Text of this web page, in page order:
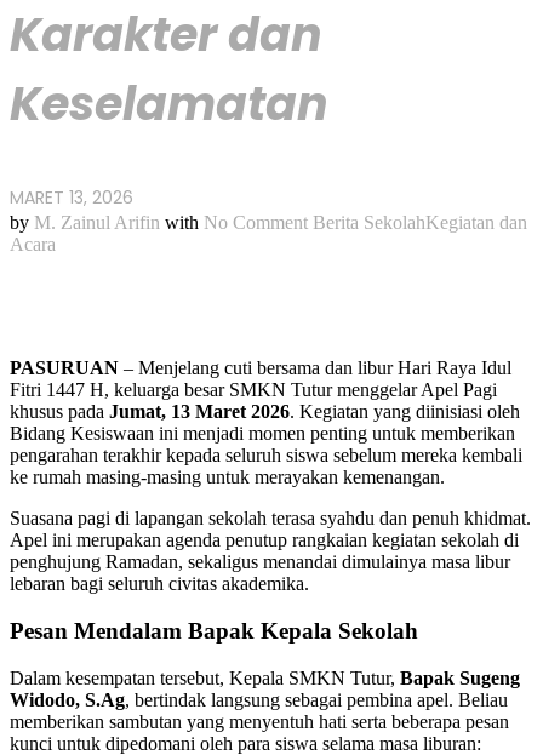
Karakter dan
Keselamatan
MARET 13, 2026
by M. Zainul Arifin with No Comment Berita SekolahKegiatan dan
Acara
PASURUAN – Menjelang cuti bersama dan libur Hari Raya Idul
Fitri 1447 H, keluarga besar SMKN Tutur menggelar Apel Pagi
khusus pada Jumat, 13 Maret 2026. Kegiatan yang diinisiasi oleh
Bidang Kesiswaan ini menjadi momen penting untuk memberikan
pengarahan terakhir kepada seluruh siswa sebelum mereka kembali
ke rumah masing-masing untuk merayakan kemenangan.
Suasana pagi di lapangan sekolah terasa syahdu dan penuh khidmat.
Apel ini merupakan agenda penutup rangkaian kegiatan sekolah di
penghujung Ramadan, sekaligus menandai dimulainya masa libur
lebaran bagi seluruh civitas akademika.
Pesan Mendalam Bapak Kepala Sekolah
Dalam kesempatan tersebut, Kepala SMKN Tutur, Bapak Sugeng
Widodo, S.Ag, bertindak langsung sebagai pembina apel. Beliau
memberikan sambutan yang menyentuh hati serta beberapa pesan
kunci untuk dipedomani oleh para siswa selama masa liburan: